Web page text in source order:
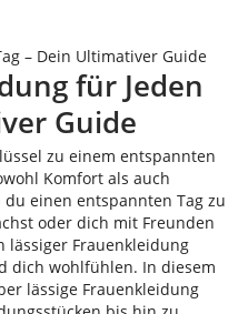
– Dein Ultimativer Guide
für Jeden
Guide
zu einem entspannten
Komfort als auch
einen entspannten Tag zu
oder dich mit Freunden
Frauenkleidung
dich wohlfühlen. In diesem
lässige Frauenkleidung